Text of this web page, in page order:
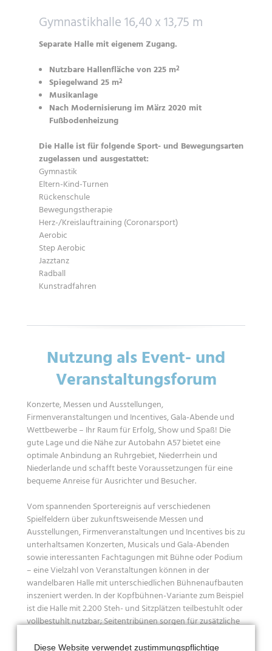
Gymnastikhalle 16,40 x 13,75 m
Separate Halle mit eigenem Zugang.
Nutzbare Hallenfläche von 225 m2
Spiegelwand 25 m2
Musikanlage
Nach Modernisierung im März 2020 mit
Fußbodenheizung
Die Halle ist für folgende Sport- und Bewegungsarten
zugelassen und ausgestattet:
Gymnastik
Eltern-Kind-Turnen
Rückenschule
Bewegungstherapie
Herz-/Kreislauftraining (Coronarsport)
Aerobic
Step Aerobic
Jazztanz
Radball
Kunstradfahren
Nutzung als Event- und
Veranstaltungsforum
Konzerte, Messen und Ausstellungen,
Firmenveranstaltungen und Incentives, Gala-Abende und
Wettbewerbe – Ihr Raum für Erfolg, Show und Spaß! Die
gute Lage und die Nähe zur Autobahn A57 bietet eine
optimale Anbindung an Ruhrgebiet, Niederrhein und
Niederlande und schafft beste Voraussetzungen für eine
bequeme Anreise für Ausrichter und Besucher.
Vom spannenden Sportereignis auf verschiedenen
Spielfeldern über zukunftsweisende Messen und
Ausstellungen, Firmenveranstaltungen und Incentives bis zu
unterhaltsamen Konzerten, Musicals und Gala-Abenden
sowie interessanten Fachtagungen mit Bühne oder Podium
– eine Vielzahl von Veranstaltungen können in der
wandelbaren Halle mit unterschiedlichen Bühnenaufbauten
inszeniert werden. In der Kopfbühnen-Variante zum Beispiel
ist die Halle mit 2.200 Steh- und Sitzplätzen teilbestuhlt oder
vollbestuhlt nutzbar; Seitentribünen sorgen für zusätzliche
Diese Website verwendet zustimmungspflichtige